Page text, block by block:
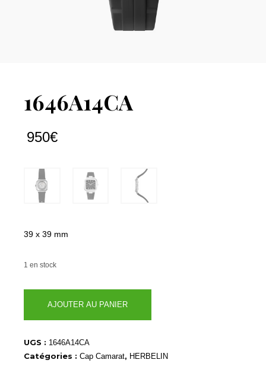
1646A14CA
950€
39 x 39 mm
1 en stock
1646A14CA
AJOUTER AU PANIER
UGS : 1646A14CA
Catégories : Cap Camarat, HERBELIN